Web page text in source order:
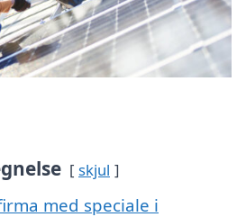
skjul
med speciale i